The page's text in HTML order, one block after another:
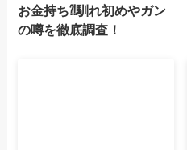
お金持ち⁈馴れ初めやガン
の噂を徹底調査！